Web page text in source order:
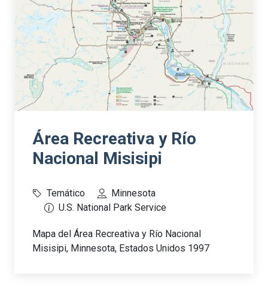
Área Recreativa y Río
Nacional Misisipi
Temático
Minnesota
U.S. National Park Service
Mapa del Área Recreativa y Río Nacional
Misisipi, Minnesota, Estados Unidos 1997